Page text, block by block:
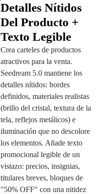
Detalles Nítidos
Del Producto +
Texto Legible
Crea carteles de productos
atractivos para la venta.
Seedream 5.0 mantiene los
detalles nítidos: bordes
definidos, materiales realistas
(brillo del cristal, textura de la
tela, reflejos metálicos) e
iluminación que no descolore
los elementos. Añade texto
promocional legible de un
vistazo: precios, insignias,
titulares breves, bloques de
"50% OFF" con una nitidez